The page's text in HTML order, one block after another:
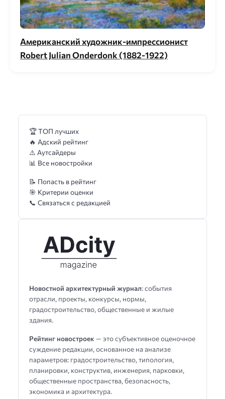
Американский художник-импрессионист
Robert Julian Onderdonk (1882-1922)
Новостной архитектурный журнал: события
отрасли, проекты, конкурсы, нормы,
градостроительство, общественные и жилые
здания.
Рейтинг новостроек — это субъективное оценочное
суждение редакции, основанное на анализе
параметров: градостроительство, типология,
планировки, конструктив, инженерия, парковки,
общественные пространства, безопасность,
экономика и архитектура.
🏆 ТОП лучших
🔥 Адский рейтинг
⚠️ Аутсайдеры
📊 Все новостройки
📝 Попасть в рейтинг
🎯 Критерии оценки
📞 Связаться с редакцией